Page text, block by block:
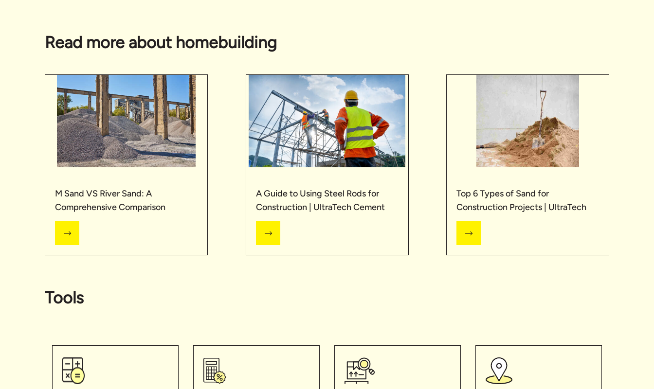
Read more about homebuilding
M Sand VS River Sand: A
Comprehensive Comparison
A Guide to Using Steel Rods for
Construction | UltraTech Cement
Top 6 Types of Sand for
Construction Projects | UltraTech
Tools